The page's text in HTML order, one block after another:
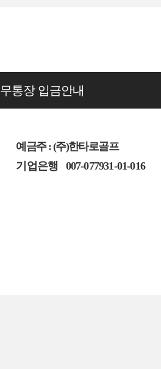
무통장 입금안내
예금주 : (주)한타로골프
기업은행
007-077931-01-016